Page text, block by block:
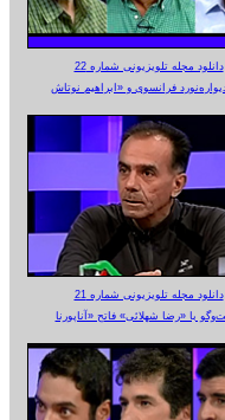
دانلود مجله تلویزیونی شماره 22
دانلود مجله تلویزیونی شماره 21